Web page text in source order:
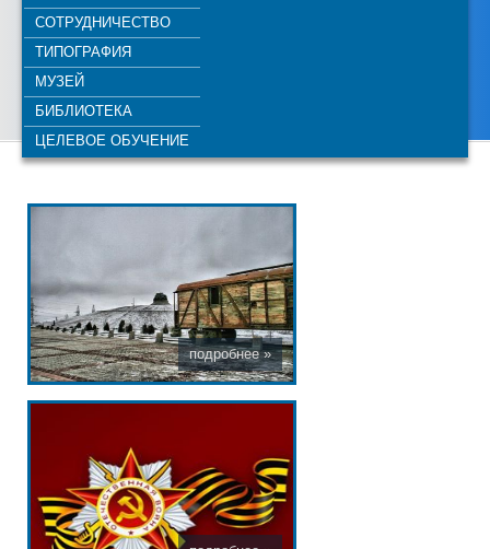
СОТРУДНИЧЕСТВО
ТИПОГРАФИЯ
МУЗЕЙ
БИБЛИОТЕКА
ЦЕЛЕВОЕ ОБУЧЕНИЕ